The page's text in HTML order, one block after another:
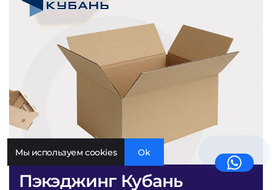
Пэкэджинг Кубань
Мы используем cookies Ok